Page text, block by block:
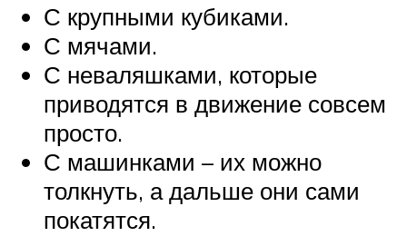
С крупными кубиками.
С мячами.
С неваляшками, которые
приводятся в движение совсем
просто.
С машинками – их можно
толкнуть, а дальше они сами
покатятся.